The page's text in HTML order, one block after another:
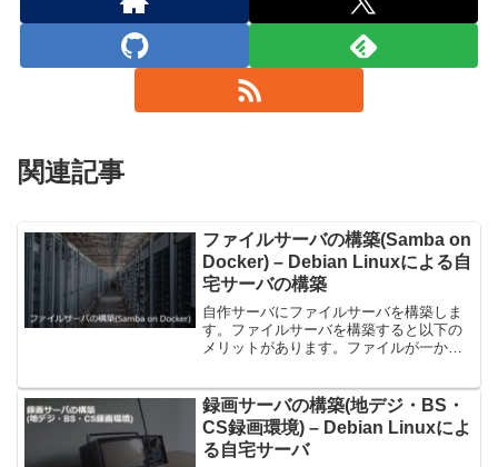
関連記事
ファイルサーバの構築(Samba on
Docker) – Debian Linuxによる自
宅サーバの構築
自作サーバにファイルサーバを構築しま
す。ファイルサーバを構築すると以下の
メリットがあります。ファイルが一か所
イルの共有が行えるバックアップデータ
の保存・復元が可能になり...
録画サーバの構築(地デジ・BS・
CS録画環境) – Debian Linuxによ
る自宅サーバ